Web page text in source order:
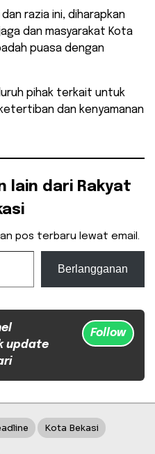
razia ini, diharapkan
dan masyarakat Kota
puasa dengan
pihak terkait untuk
dan kenyamanan
lain dari Rakyat
pos terbaru lewat email.
Berlangganan
update
Follow
Kota Bekasi